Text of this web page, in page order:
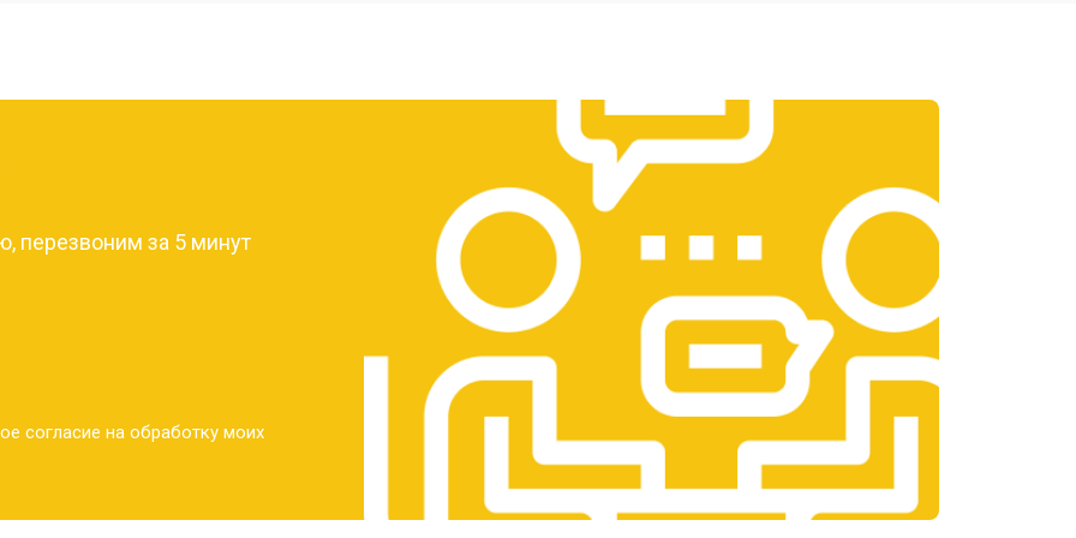
от 3300 ₽
от 1400 ₽ Заказать
от 2700 ₽ Заказать
от 950 ₽ Заказать
от 1750 ₽
перезвоним за 5 минут
согласие на обработку моих